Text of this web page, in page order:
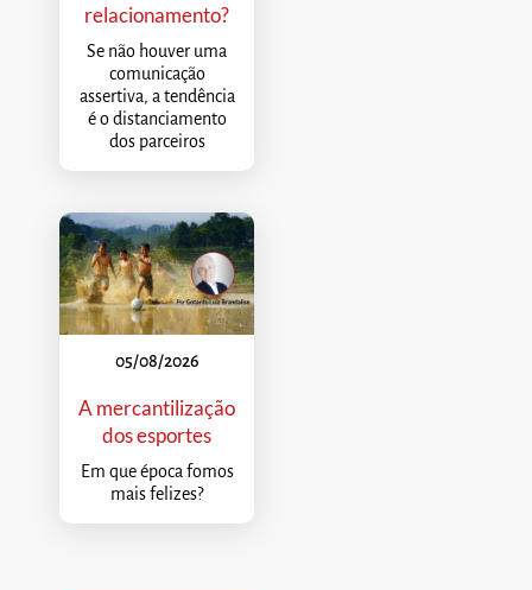
relacionamento?
Se não houver uma
comunicação
assertiva, a tendência
é o distanciamento
dos parceiros
05/08/2026
A mercantilização
dos esportes
Em que época fomos
mais felizes?